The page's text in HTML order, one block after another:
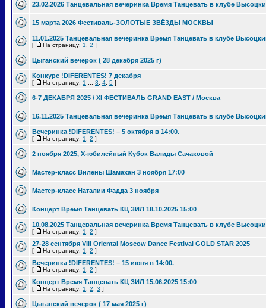
23.02.2026 Танцевальная вечеринка Время Танцевать в клубе
15 марта 2026 Фестиваль-ЗОЛОТЫЕ ЗВЁЗДЫ МОСКВЫ
11.01.2025 Танцевальная вечеринка Время Танцевать в клубе
[ На страницу: 1 2 ]
Цыганский вечерок ( 28 декабря 2025 г)
Конкурс !DIFERENTES! 7 декабря
[ На страницу: 1 3 4 5 ]
6-7 ДЕКАБРЯ 2025 / XI ФЕСТИВАЛЬ GRAND EAST / Москва
16.11.2025 Танцевальная вечеринка Время Танцевать в клубе
Вечеринка !DIFERENTES! – 5 октября в 14:00.
[ На страницу: 1 2 ]
2 ноября 2025, Х-юбилейный Кубок Валиды Сачаковой
Мастер-класс Вилены Шамахан 3 ноября 17:00
Мастер-класс Наталии Фадда 3 ноября
Концерт Время Танцевать КЦ ЗИЛ 18.10.2025 15:00
10.08.2025 Танцевальная вечеринка Время Танцевать в клубе
[ На страницу: 1 2 ]
27-28 сентября VIII Oriental Moscow Dance Festival GOLD STAR 2025
[ На страницу: 1 2 ]
Вечеринка !DIFERENTES! – 15 июня в 14:00.
[ На страницу: 1 2 ]
Концерт Время Танцевать КЦ ЗИЛ 15.06.2025 15:00
[ На страницу: 1 2 3 ]
Цыганский вечерок ( 17 мая 2025 г)